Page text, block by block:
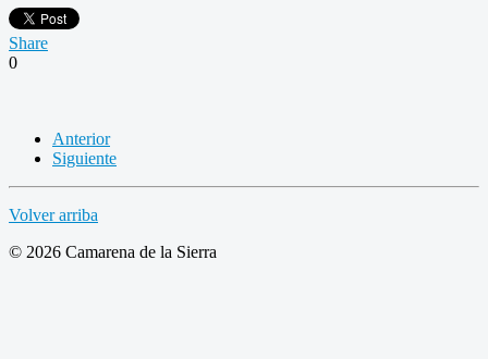
Share
0
Anterior
Siguiente
Volver arriba
© 2026 Camarena de la Sierra